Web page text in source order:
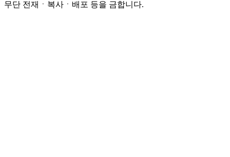
무단 전재ㆍ복사ㆍ배포 등을 금합니다.